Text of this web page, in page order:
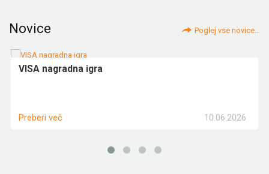
Novice Poglej vse novice...
VISA nagradna igra
10.06.2026
Preberi več